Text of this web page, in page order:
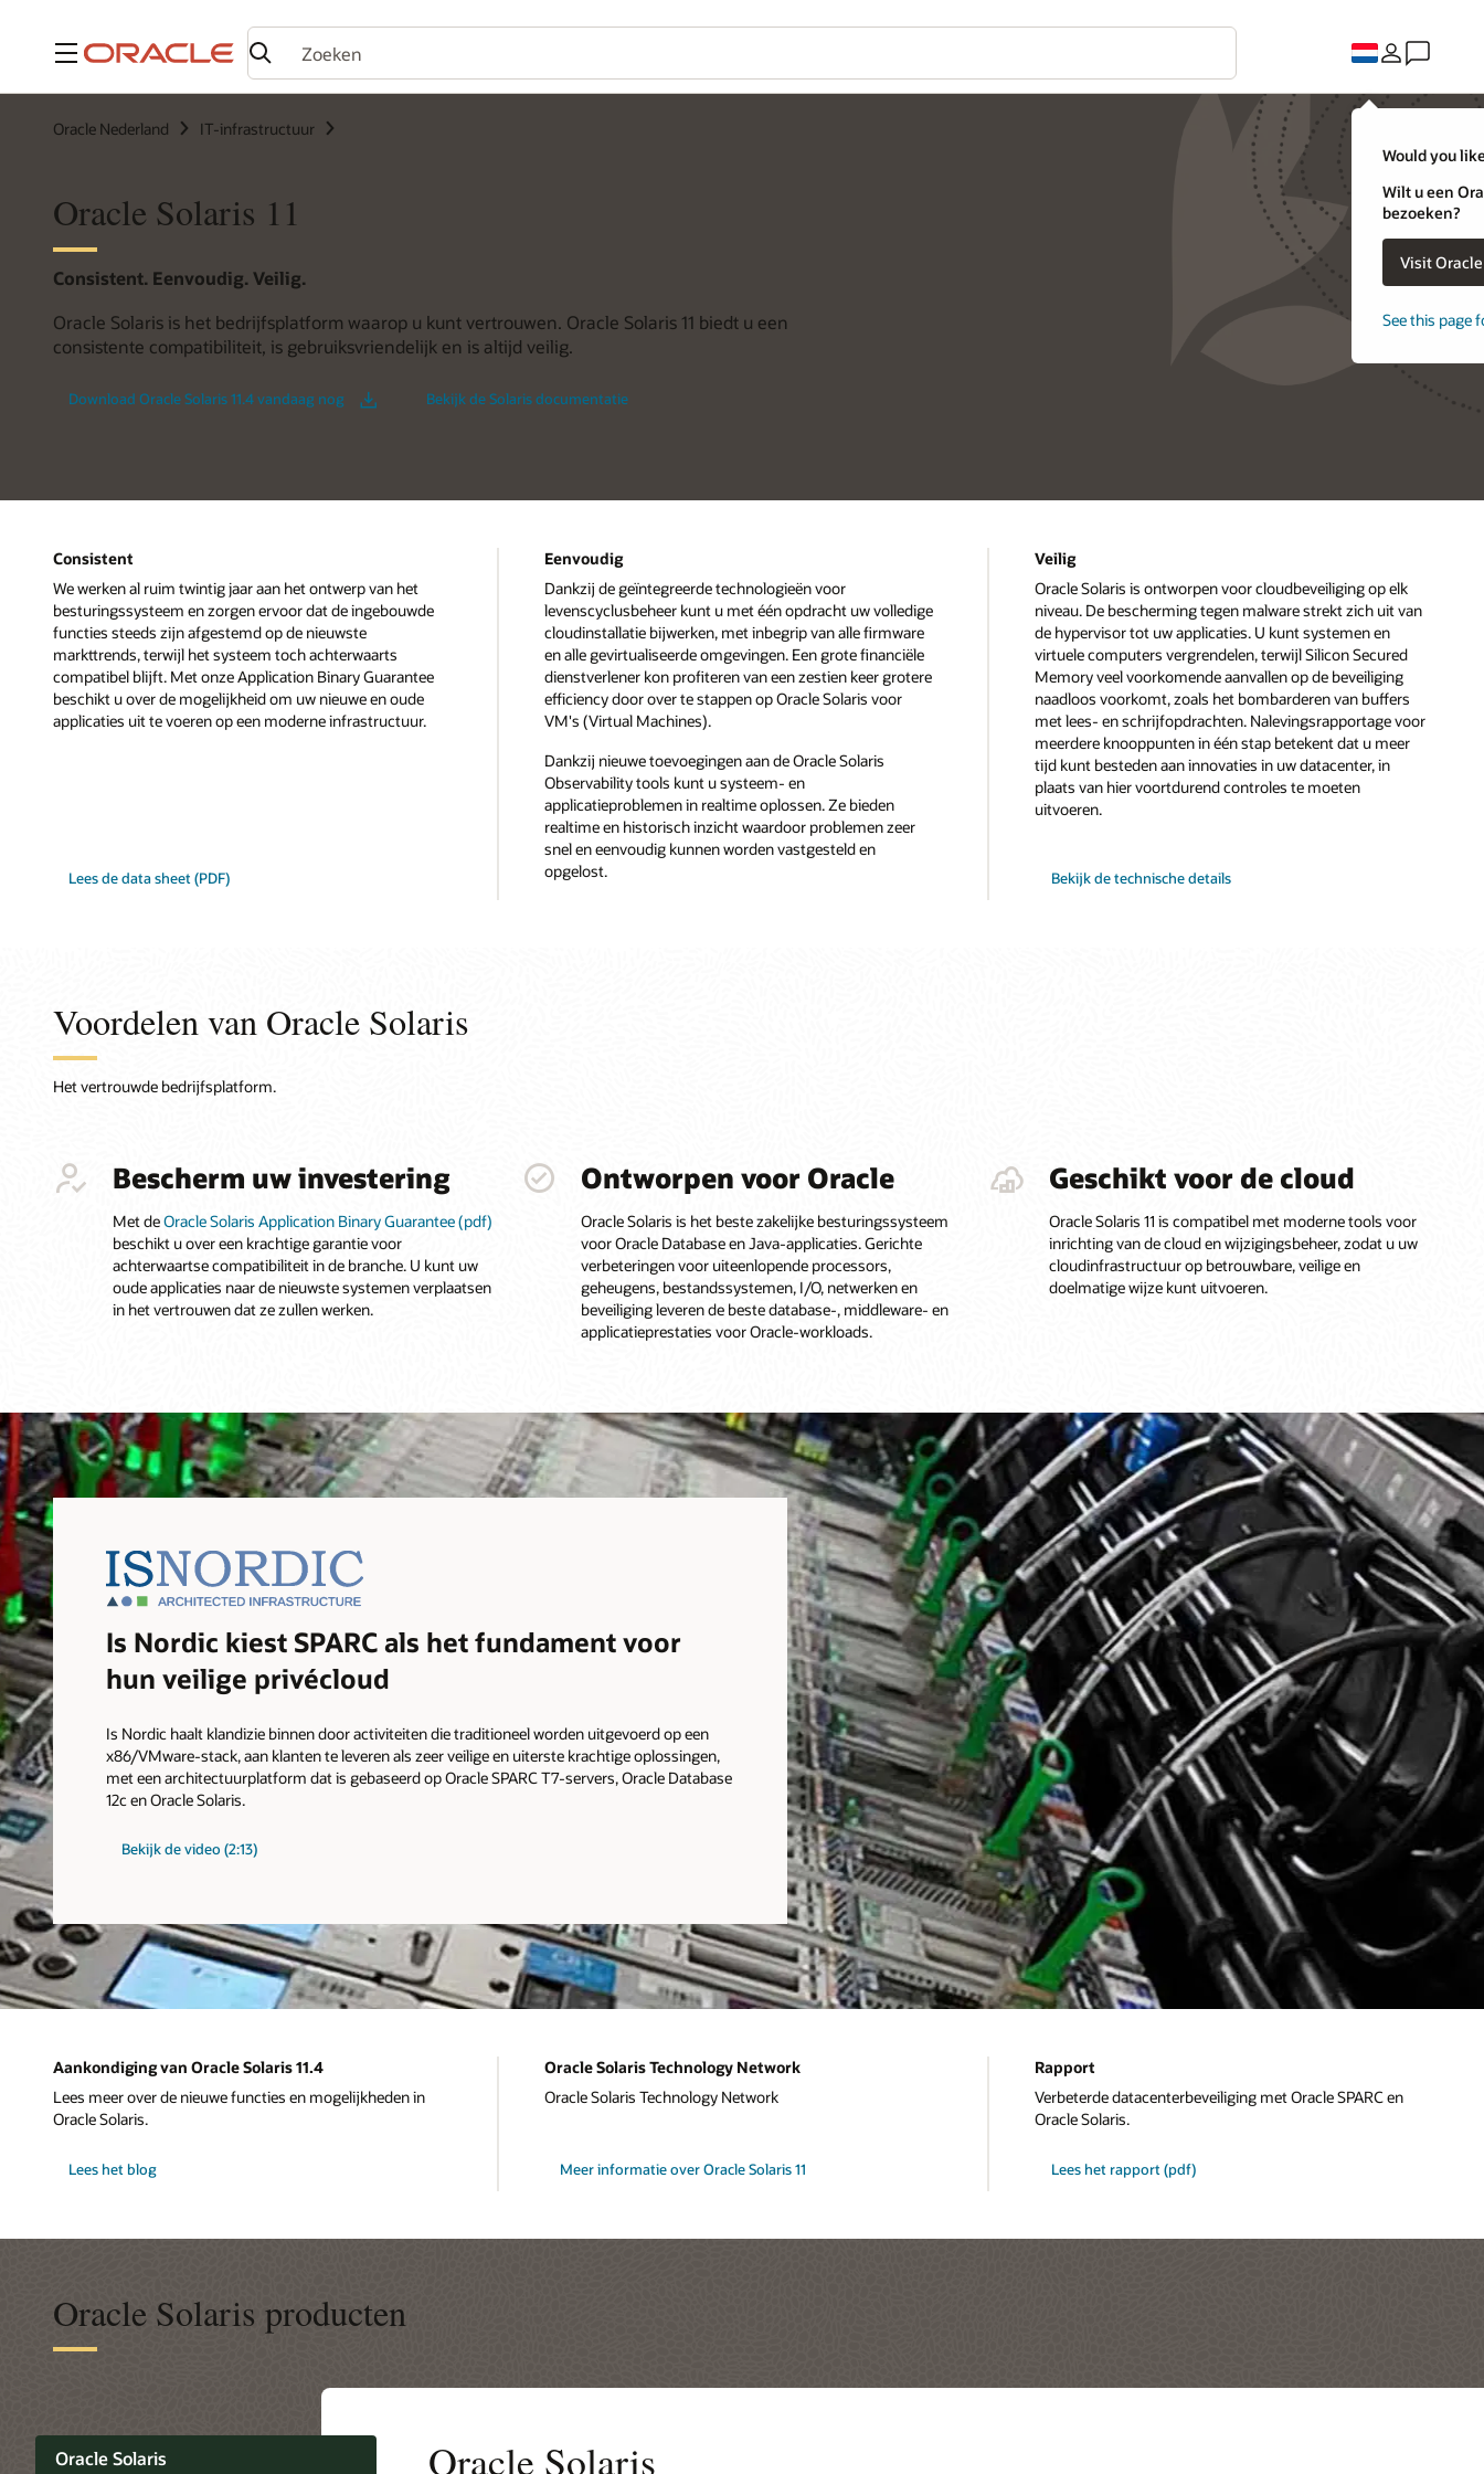
Menu
Would you
Wilt u een
bezoeken?
Visit
See this page
Oracle Nederland IT-infrastructuur
Oracle Solaris 11
Consistent. Eenvoudig. Veilig.
Oracle Solaris is het bedrijfsplatform waarop u kunt vertrouwen. Oracle Solaris 11 biedt u een
consistente compatibiliteit, is gebruiksvriendelijk en is altijd veilig.
Download Oracle Solaris 11.4 vandaag nog Bekijk de Solaris documentatie
Consistent
We werken al ruim twintig jaar aan het ontwerp van het
besturingssysteem en zorgen ervoor dat de ingebouwde
functies steeds zijn afgestemd op de nieuwste
markttrends, terwijl het systeem toch achterwaarts
compatibel blijft. Met onze Application Binary Guarantee
beschikt u over de mogelijkheid om uw nieuwe en oude
applicaties uit te voeren op een moderne infrastructuur.
Lees de data sheet (PDF)
Eenvoudig
Dankzij de geïntegreerde technologieën voor
levenscyclusbeheer kunt u met één opdracht uw volledige
cloudinstallatie bijwerken, met inbegrip van alle firmware
en alle gevirtualiseerde omgevingen. Een grote financiële
dienstverlener kon profiteren van een zestien keer grotere
efficiency door over te stappen op Oracle Solaris voor
VM's (Virtual Machines).
Dankzij nieuwe toevoegingen aan de Oracle Solaris
Observability tools kunt u systeem- en
applicatieproblemen in realtime oplossen. Ze bieden
realtime en historisch inzicht waardoor problemen zeer
snel en eenvoudig kunnen worden vastgesteld en
opgelost.
Veilig
Oracle Solaris is ontworpen voor cloudbeveiliging op elk
niveau. De bescherming tegen malware strekt zich uit van
de hypervisor tot uw applicaties. U kunt systemen en
virtuele computers vergrendelen, terwijl Silicon Secured
Memory veel voorkomende aanvallen op de beveiliging
naadloos voorkomt, zoals het bombarderen van buffers
met lees- en schrijfopdrachten. Nalevingsrapportage voor
meerdere knooppunten in één stap betekent dat u meer
tijd kunt besteden aan innovaties in uw datacenter, in
plaats van hier voortdurend controles te moeten
uitvoeren.
Bekijk de technische details
Voordelen van Oracle Solaris
Het vertrouwde bedrijfsplatform.
Bescherm uw investering
Met deOracle Solaris Application Binary Guarantee (pdf)
beschikt u over een krachtige garantie voor
achterwaartse compatibiliteit in de branche. U kunt uw
oude applicaties naar de nieuwste systemen verplaatsen
in het vertrouwen dat ze zullen werken.
Ontworpen voor Oracle
Oracle Solaris is het beste zakelijke besturingssysteem
voor Oracle Database en Java-applicaties. Gerichte
verbeteringen voor uiteenlopende processors,
geheugens, bestandssystemen, I/O, netwerken en
beveiliging leveren de beste database-, middleware- en
applicatieprestaties voor Oracle-workloads.
Geschikt voor de cloud
Oracle Solaris 11 is compatibel met moderne tools voor
inrichting van de cloud en wijzigingsbeheer, zodat u uw
cloudinfrastructuur op betrouwbare, veilige en
doelmatige wijze kunt uitvoeren.
Is Nordic kiest SPARC als het fundament voor
hun veilige privécloud
Is Nordic haalt klandizie binnen door activiteiten die traditioneel worden uitgevoerd op een
x86/VMware-stack, aan klanten te leveren als zeer veilige en uiterste krachtige oplossingen,
met een architectuurplatform dat is gebaseerd op Oracle SPARC T7-servers, Oracle Database
12c en Oracle Solaris.
Bekijk de video (2:13)
Aankondiging van Oracle Solaris 11.4
Lees meer over de nieuwe functies en mogelijkheden in
Oracle Solaris.
Lees het blog
Oracle Solaris Technology Network
Oracle Solaris Technology Network
Meer informatie over Oracle Solaris 11
Rapport
Verbeterde datacenterbeveiliging met Oracle SPARC en
Oracle Solaris.
Lees het rapport (pdf)
Oracle Solaris producten
Oracle Solaris Oracle Solaris